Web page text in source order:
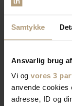
Samtykke
Ansvarlig brug
Vi og vores 3
anvende cookies
adresse, ID og